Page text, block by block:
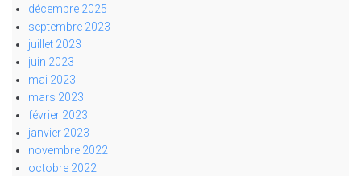
décembre 2025
septembre 2023
juillet 2023
juin 2023
mai 2023
mars 2023
février 2023
janvier 2023
novembre 2022
octobre 2022